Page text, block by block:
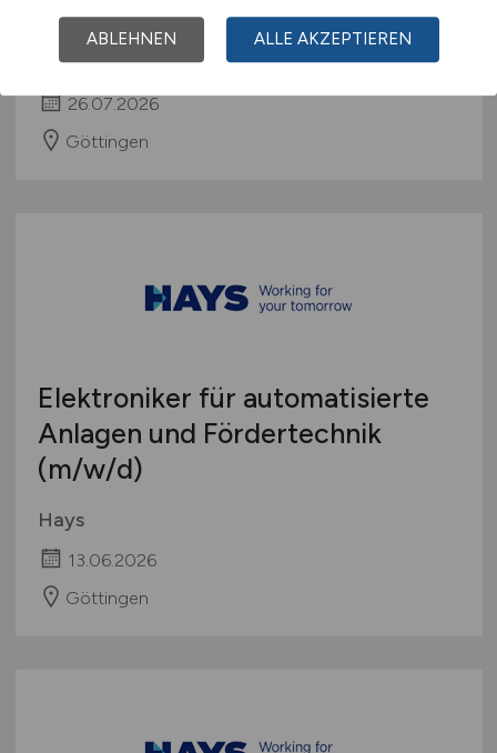
WISAG Gebäudetechnik Hessen Nord GmbH
& Co. KG
26.07.2026
Göttingen
Elektroniker für automatisierte
Anlagen und Fördertechnik
(m/w/d)
Hays
13.06.2026
Göttingen
ABLEHNEN ALLE AKZEPTIEREN